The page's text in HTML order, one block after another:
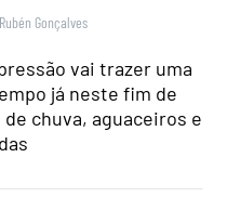
Rubén Gonçalves
vai trazer uma
já neste fim de
chuva, aguaceiros e